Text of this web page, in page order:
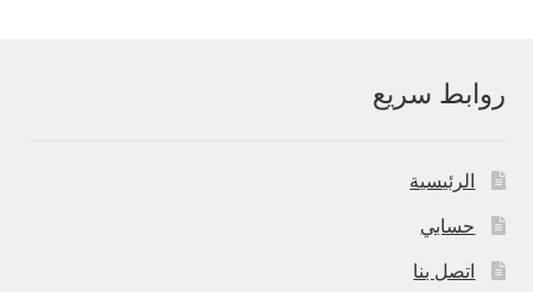
روابط سريع
الرئيسية
حسابي
اتصل بنا